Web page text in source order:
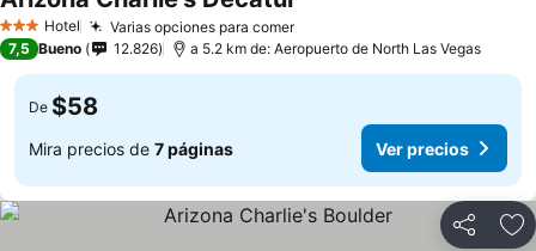
3 Estrellas
Hotel Varias opciones para comer
7,5 Bueno 12.826 a 5.2 km de: Aeropuerto de North Las Vegas
De $58
Mira precios de 7 páginas Ver precios
Compartir